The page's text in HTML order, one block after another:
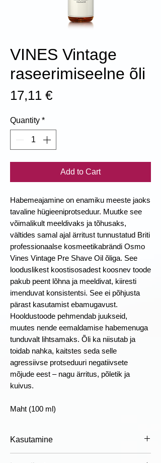
VINES Vintage
raseerimiseelne õli
17,11 €Price
Quantity *
Add to Cart
Habemeajamine on enamiku meeste jaoks
tavaline hügieeniprotseduur. Muutke see
võimalikult meeldivaks ja tõhusaks,
vältides samal ajal ärritust tunnustatud Briti
professionaalse kosmeetikabrändi Osmo
Vines Vintage Pre Shave Oil õliga. See
looduslikest koostisosadest koosnev toode
pakub peent lõhna ja meeldivat, kiiresti
imenduvat konsistentsi. See ei põhjusta
pärast kasutamist ebamugavust.
Hooldustoode pehmendab juukseid,
muutes nende eemaldamise habemenuga
tunduvalt lihtsamaks. Õli ka niisutab ja
toidab nahka, kaitstes seda selle
agressiivse protseduuri negatiivsete
mõjude eest – nagu ärritus, põletik ja
kuivus.
Maht (100 ml)
Kasutamine